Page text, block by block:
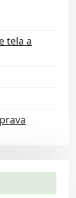
tela a